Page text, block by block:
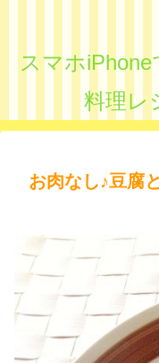
スマホ
料理レ
お肉なし♪豆腐